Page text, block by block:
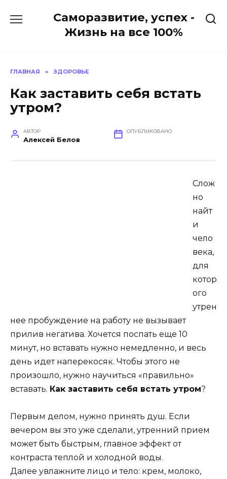
Саморазвитие, успех -
Жизнь на все 100%
ГЛАВНАЯ » ЗДОРОВЬЕ
Как заставить себя встать
утром?
АВТОР
Алексей Белов
ОПУБЛИКОВАНО
Слож
но
найт
и
чело
века,
для
котор
ого
утрен
нее пробуждение на работу не вызывает
прилив негатива. Хочется поспать еще 10
минут, но вставать нужно немедленно, и весь
день идет наперекосяк. Чтобы этого не
произошло, нужно научиться «правильно»
вставать. Как заставить себя встать утром?
Первым делом, нужно принять душ. Если
вечером вы это уже сделали, утренний прием
может быть быстрым, главное эффект от
контраста теплой и холодной воды.
Далее увлажните лицо и тело: крем, молоко,